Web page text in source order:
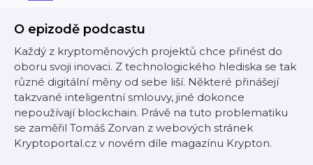
O epizodě podcastu
Každý z kryptoměnových projektů chce přinést do
oboru svoji inovaci. Z technologického hlediska se tak
různé digitální měny od sebe liší. Některé přinášejí
takzvané inteligentní smlouvy, jiné dokonce
nepoužívají blockchain. Právě na tuto problematiku
se zaměřil Tomáš Zorvan z webových stránek
Kryptoportal.cz v novém díle magazínu Krypton.